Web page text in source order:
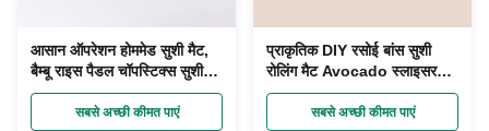
आसान ऑपरेशन होममेड सुशी मैट,
बैम्बू राइस पैडल चॉपस्टिक्स सुशी
सेट मेकर
सबसे अच्छी कीमत पाएं
प्राकृतिक DIY रसोई बांस सुशी
रोलिंग मैट Avocado स्लाइसर
पेपर लपेटा
सबसे अच्छी कीमत पाएं